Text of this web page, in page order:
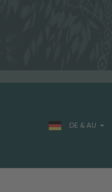
DE & AU